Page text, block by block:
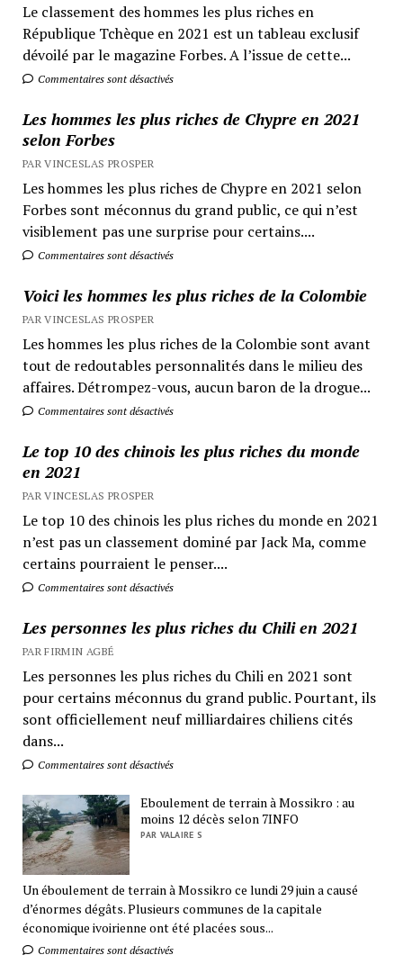
Le classement des hommes les plus riches en
République Tchèque en 2021 est un tableau exclusif
dévoilé par le magazine Forbes. A l’issue de cette...
Commentaires sont désactivés
Les hommes les plus riches de Chypre en 2021
selon Forbes
PAR VINCESLAS PROSPER
Les hommes les plus riches de Chypre en 2021 selon
Forbes sont méconnus du grand public, ce qui n’est
visiblement pas une surprise pour certains....
Commentaires sont désactivés
Voici les hommes les plus riches de la Colombie
PAR VINCESLAS PROSPER
Les hommes les plus riches de la Colombie sont avant
tout de redoutables personnalités dans le milieu des
affaires. Détrompez-vous, aucun baron de la drogue...
Commentaires sont désactivés
Le top 10 des chinois les plus riches du monde
en 2021
PAR VINCESLAS PROSPER
Le top 10 des chinois les plus riches du monde en 2021
n’est pas un classement dominé par Jack Ma, comme
certains pourraient le penser....
Commentaires sont désactivés
Les personnes les plus riches du Chili en 2021
PAR FIRMIN AGBÉ
Les personnes les plus riches du Chili en 2021 sont
pour certains méconnus du grand public. Pourtant, ils
sont officiellement neuf milliardaires chiliens cités
dans...
Commentaires sont désactivés
Eboulement de terrain à Mossikro : au
moins 12 décès selon 7INFO
PAR VALAIRE S
Un éboulement de terrain à Mossikro ce lundi 29 juin a causé
d’énormes dégâts. Plusieurs communes de la capitale
économique ivoirienne ont été placées sous...
Commentaires sont désactivés